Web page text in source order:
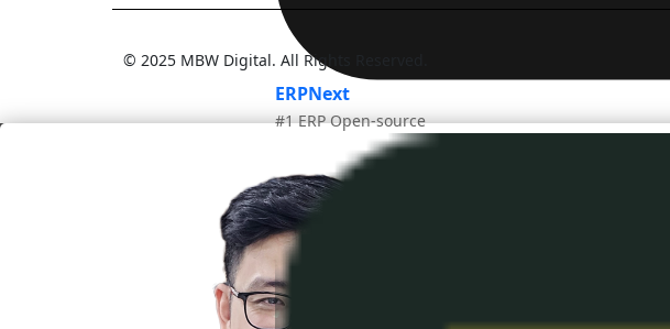
ERPNext
#1 ERP Open-source
© 2025 MBW Digital. All Rights Reserved.